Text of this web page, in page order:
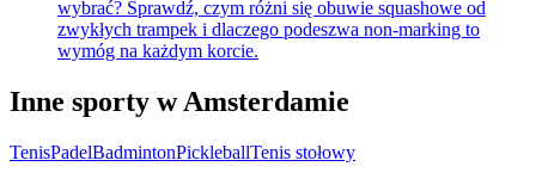
wybrać? Sprawdź, czym różni się obuwie squashowe od
zwykłych trampek i dlaczego podeszwa non-marking to
wymóg na każdym korcie.
Inne sporty w Amsterdamie
TenisPadelBadmintonPickleballTenis stołowy